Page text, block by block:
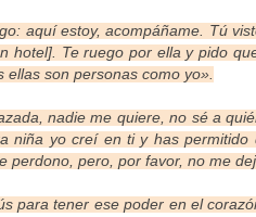
aquí estoy, acompáñame. Tú
hotel]. Te ruego por ella y pido
son personas como yo».
nadie me quiere, no sé a
niña yo creí en ti y has
perdono, pero, por favor, no me
para tener ese poder en el